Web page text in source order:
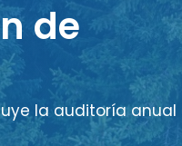
de
la auditoría anual